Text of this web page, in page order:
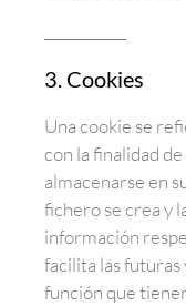
3. Cookies
Una cookie se
con la finalidad
almacenarse en
fichero se crea y
información
facilita las
función que